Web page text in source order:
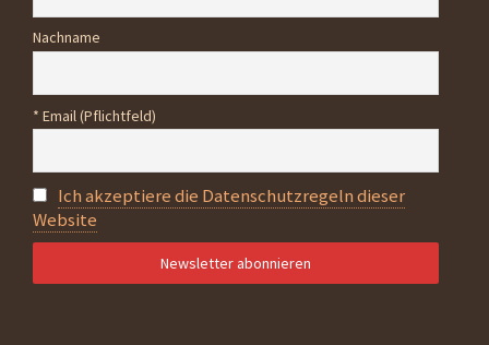
Nachname
* Email (Pflichtfeld)
Ich akzeptiere die Datenschutzregeln dieser
Website